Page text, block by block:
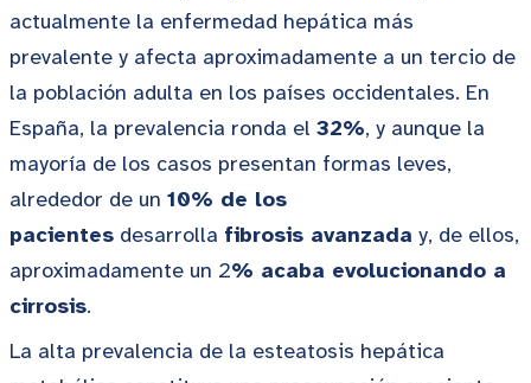
actualmente la enfermedad hepática más
prevalente y afecta aproximadamente a un tercio de
la población adulta en los países occidentales. En
España, la prevalencia ronda el 32%, y aunque la
mayoría de los casos presentan formas leves,
alrededor de un 10% de los
pacientes desarrolla fibrosis avanzada y, de ellos,
aproximadamente un 2% acaba evolucionando a
cirrosis.
La alta prevalencia de la esteatosis hepática